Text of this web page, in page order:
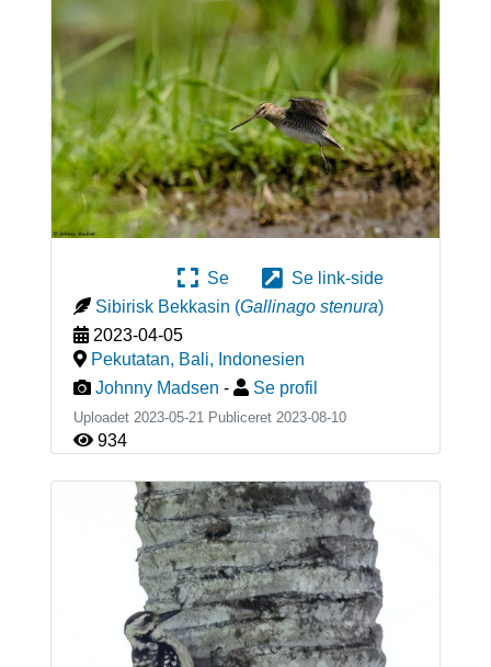
Se
Se link-side
Sibirisk Bekkasin (Gallinago stenura)
2023-04-05
Pekutatan, Bali, Indonesien
Johnny Madsen - Se profil
Uploadet 2023-05-21 Publiceret 2023-08-10
934